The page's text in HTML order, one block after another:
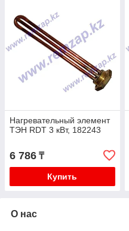
Нагревательный элемент
ТЭН RDT 3 кВт, 182243
6 786 ₸
Купить
О нас